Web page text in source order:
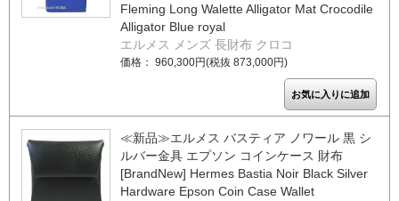
Fleming Long Walette Alligator Mat Crocodile
Alligator Blue royal
エルメス メンズ 長財布 クロコ
価格： 960,300円(税抜 873,000円)
≪新品≫エルメス バスティア ノワール 黒 シ
ルバー金具 エプソン コインケース 財布
[BrandNew] Hermes Bastia Noir Black Silver
Hardware Epson Coin Case Wallet